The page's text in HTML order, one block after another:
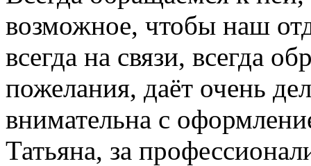
возможное, чтобы наш
всегда на связи, всегда
пожелания, даёт очень
внимательна с
Татьяна, за